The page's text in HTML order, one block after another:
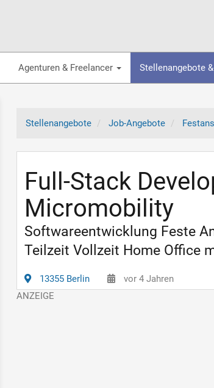
Agenturen & Freelancer Stellenangebote
Stellenangebote Job-Angebote
Full-Stack
Micromobility
Softwareentwicklung Feste
Teilzeit Vollzeit Home Office
13355 Berlin vor 4 Jahren